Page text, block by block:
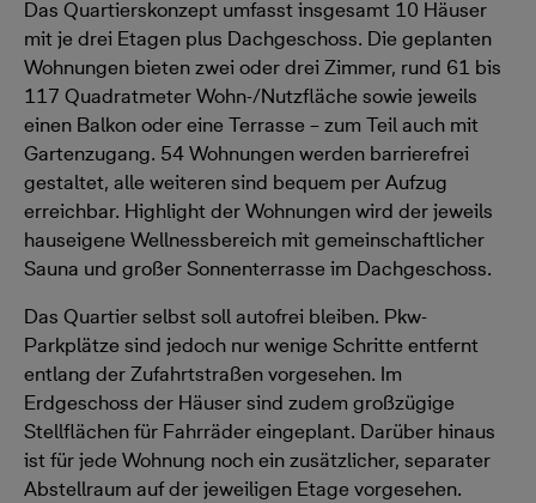
Das Quartierskonzept umfasst insgesamt 10 Häuser
mit je drei Etagen plus Dachgeschoss. Die geplanten
Wohnungen bieten zwei oder drei Zimmer, rund 61 bis
117 Quadratmeter Wohn-/Nutzfläche sowie jeweils
einen Balkon oder eine Terrasse – zum Teil auch mit
Gartenzugang. 54 Wohnungen werden barrierefrei
gestaltet, alle weiteren sind bequem per Aufzug
erreichbar. Highlight der Wohnungen wird der jeweils
hauseigene Wellnessbereich mit gemeinschaftlicher
Sauna und großer Sonnenterrasse im Dachgeschoss.
Das Quartier selbst soll autofrei bleiben. Pkw-
Parkplätze sind jedoch nur wenige Schritte entfernt
entlang der Zufahrtstraßen vorgesehen. Im
Erdgeschoss der Häuser sind zudem großzügige
Stellflächen für Fahrräder eingeplant. Darüber hinaus
ist für jede Wohnung noch ein zusätzlicher, separater
Abstellraum auf der jeweiligen Etage vorgesehen.